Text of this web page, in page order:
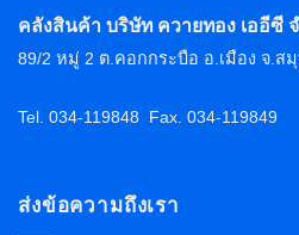
คลังสินค้า บริษัท ควายทอง เออีซี
89/2 หมู่ 2 ต.คอกกระบือ อ.เมือง จ.ส
Tel. 034-119848 Fax. 034-119849
ส่งข้อความถึงเรา